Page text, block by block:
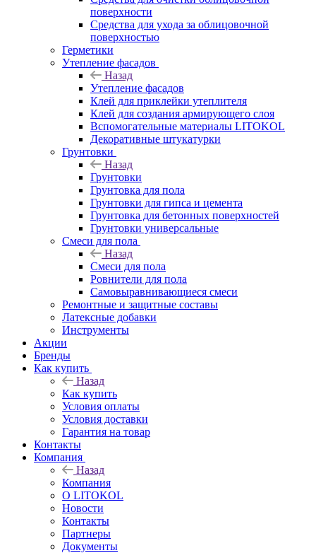
поверхности
Средства для ухода за облицовочной
поверхностью
Герметики
Утепление фасадов
Назад
Утепление фасадов
Клей для приклейки утеплителя
Клей для создания армирующего слоя
Вспомогательные материалы LITOKOL
Декоративные штукатурки
Грунтовки
Назад
Грунтовки
Грунтовка для пола
Грунтовки для гипса и цемента
Грунтовка для бетонных поверхностей
Грунтовки универсальные
Смеси для пола
Назад
Смеси для пола
Ровнители для пола
Самовыравнивающиеся смеси
Ремонтные и защитные составы
Латексные добавки
Инструменты
Акции
Бренды
Как купить
Назад
Как купить
Условия оплаты
Условия доставки
Гарантия на товар
Контакты
Компания
Назад
Компания
О LITOKOL
Новости
Контакты
Партнеры
Документы